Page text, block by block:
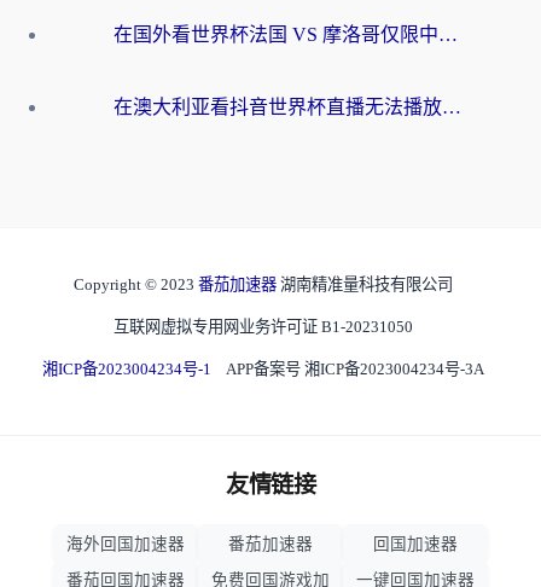
在国外看世界杯法国 VS 摩洛哥仅限中国大陆？别让地域限制拦下你的欢呼
在澳大利亚看抖音世界杯直播无法播放？海外党体育观赛终极指南来了！
Copyright © 2023 番茄加速器 湖南精准量科技有限公司
互联网虚拟专用网业务许可证 B1-20231050
湘ICP备2023004234号-1 APP备案号 湘ICP备2023004234号-3A
友情链接
海外回国加速器 番茄加速器
回国加速器
番茄回国加速器
免费回国游戏加 一键回国加速器